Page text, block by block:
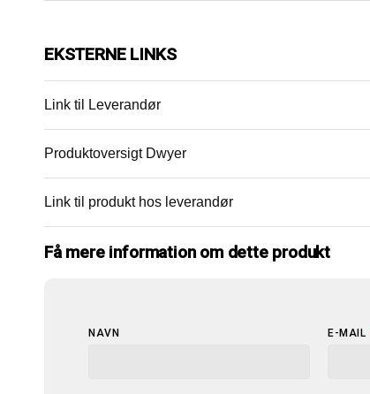
EKSTERNE LINKS
Link til Leverandør
Produktoversigt Dwyer
Link til produkt hos leverandør
Få mere information om dette produkt
CONTACT
NAVN E-MAIL